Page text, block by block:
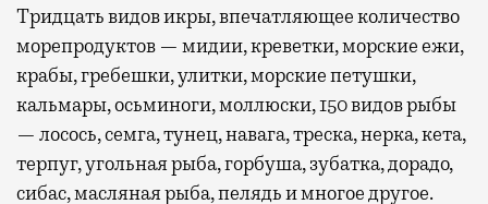
Тридцать видов икры, впечатляющее количество
морепродуктов — мидии, креветки, морские ежи,
крабы, гребешки, улитки, морские петушки,
кальмары, осьминоги, моллюски, 150 видов рыбы
— лосось, семга, тунец, навага, треска, нерка, кета,
терпуг, угольная рыба, горбуша, зубатка, дорадо,
сибас, масляная рыба, пелядь и многое другое.